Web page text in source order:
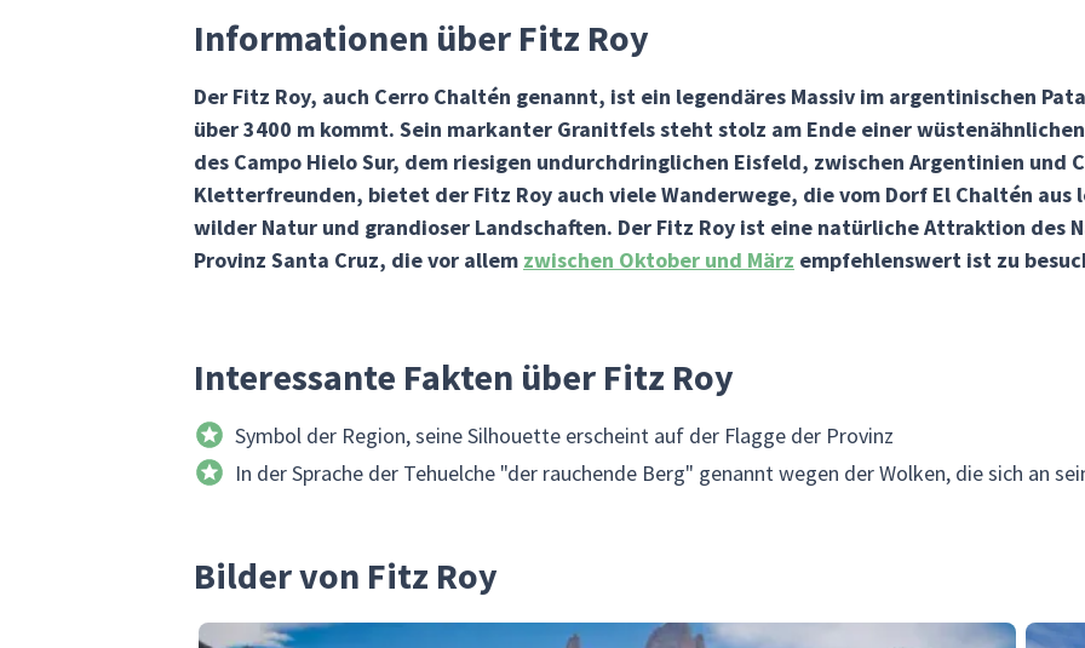
Informationen über Fitz Roy
Der Fitz Roy, auch Cerro Chaltén genannt, ist ein legendäres Massiv im argentinischen
über 3400 m kommt. Sein markanter Granitfels steht stolz am Ende einer
des Campo Hielo Sur, dem riesigen undurchdringlichen Eisfeld, zwischen Argentinien und
Kletterfreunden, bietet der Fitz Roy auch viele Wanderwege, die vom Dorf El Chaltén
wilder Natur und grandioser Landschaften. Der Fitz Roy ist eine natürliche Attraktion des
Provinz Santa Cruz, die vor allem zwischen Oktober und März empfehlenswert ist zu
Interessante Fakten über Fitz Roy
Symbol der Region, seine Silhouette erscheint auf der Flagge der Provinz
In der Sprache der Tehuelche "der rauchende Berg" genannt wegen der Wolken, die sich an
Bilder von Fitz Roy